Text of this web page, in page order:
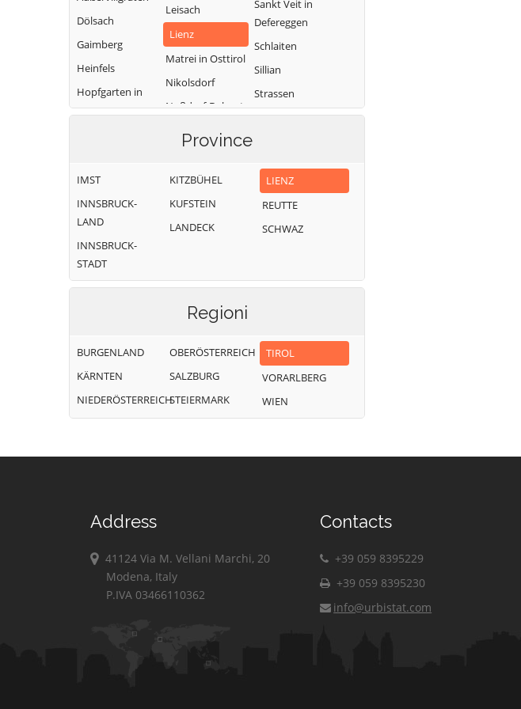
Dölsach
Gaimberg
Heinfels
Hopfgarten in
Defereggen
Leisach
Lienz
Matrei in Osttirol
Nikolsdorf
Nußdorf-Debant
Sankt Veit in
Defereggen
Schlaiten
Sillian
Strassen
Thurn
Virgen
Province
IMST
INNSBRUCK-
LAND
INNSBRUCK-
STADT
KITZBÜHEL
KUFSTEIN
LANDECK
LIENZ
REUTTE
SCHWAZ
Regioni
BURGENLAND
KÄRNTEN
NIEDERÖSTERREICH
OBERÖSTERREICH
SALZBURG
STEIERMARK
TIROL
VORARLBERG
WIEN
Address
41124 Via M. Vellani Marchi, 20
Modena, Italy
P.IVA 03466110362
Contacts
+39 059 8395229
+39 059 8395230
info@urbistat.com